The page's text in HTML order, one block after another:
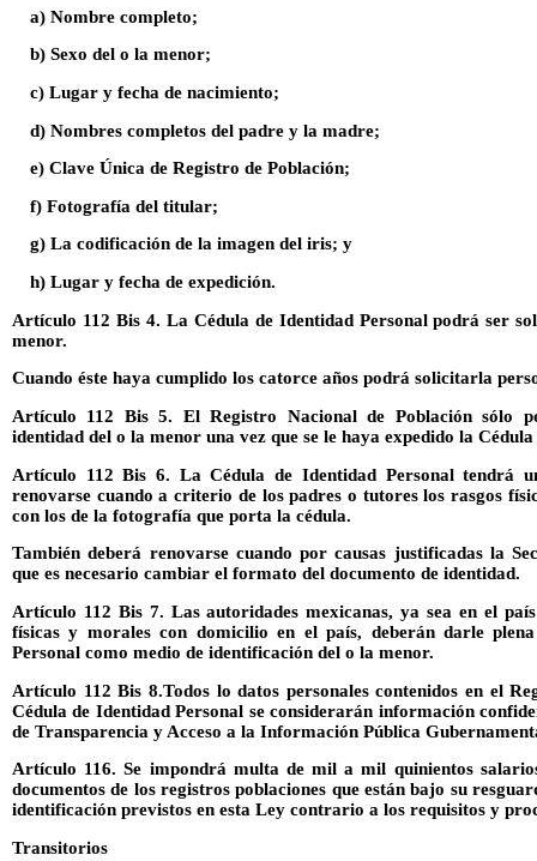
a) Nombre completo;
b) Sexo del o la menor;
c) Lugar y fecha de nacimiento;
d) Nombres completos del padre y la madre;
e) Clave Única de Registro de Población;
f) Fotografía del titular;
g) La codificación de la imagen del iris; y
h) Lugar y fecha de expedición.
Artículo 112 Bis 4. La Cédula de Identidad Personal podrá ser
menor.
Cuando éste haya cumplido los catorce años podrá solicitarla
Artículo 112 Bis 5. El Registro Nacional de Población sólo
identidad del o la menor una vez que se le haya expedido la
Artículo 112 Bis 6. La Cédula de Identidad Personal tendrá
renovarse cuando a criterio de los padres o tutores los rasgos
con los de la fotografía que porta la cédula.
También deberá renovarse cuando por causas justificadas la
que es necesario cambiar el formato del documento de identidad.
Artículo 112 Bis 7. Las autoridades mexicanas, ya sea en el
físicas y morales con domicilio en el país, deberán darle
Personal como medio de identificación del o la menor.
Artículo 112 Bis 8.Todos lo datos personales contenidos en el
Cédula de Identidad Personal se considerarán información
de Transparencia y Acceso a la Información Pública
Artículo 116. Se impondrá multa de mil a mil quinientos
documentos de los registros poblaciones que están bajo su
identificación previstos en esta Ley contrario a los requisitos y
Transitorios